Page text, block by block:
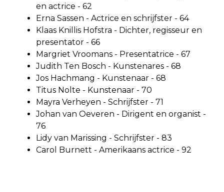
en actrice - 62
Erna Sassen - Actrice en schrijfster - 64
Klaas Knillis Hofstra - Dichter, regisseur en
presentator - 66
Margriet Vroomans - Presentatrice - 67
Judith Ten Bosch - Kunstenares - 68
Jos Hachmang - Kunstenaar - 68
Titus Nolte - Kunstenaar - 70
Mayra Verheyen - Schrijfster - 71
Johan van Oeveren - Dirigent en organist -
76
Lidy van Marissing - Schrijfster - 83
Carol Burnett - Amerikaans actrice - 92